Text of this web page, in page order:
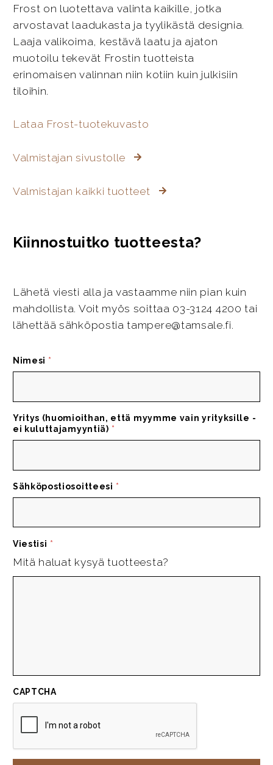
Frost on luotettava valinta kaikille, jotka
arvostavat laadukasta ja tyylikästä designia.
Laaja valikoima, kestävä laatu ja ajaton
muotoilu tekevät Frostin tuotteista
erinomaisen valinnan niin kotiin kuin julkisiin
tiloihin.
Lataa Frost-tuotekuvasto
Valmistajan sivustolle
Valmistajan kaikki tuotteet
Kiinnostuitko tuotteesta?
Lähetä viesti alla ja vastaamme niin pian kuin
mahdollista. Voit myös soittaa 03-3124 4200 tai
lähettää sähköpostia tampere@tamsale.fi.
Nimesi *
Yritys (huomioithan, että myymme vain yrityksille -
ei kuluttajamyyntiä) *
Sähköpostiosoitteesi *
Viestisi *
Mitä haluat kysyä tuotteesta?
CAPTCHA